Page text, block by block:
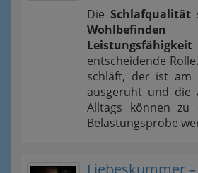
Die Schlafqualität
Leistungsfähigkeit
entscheidende
schläft, der ist am
ausgeruht und die
Alltags können zu
Belastungsprobe